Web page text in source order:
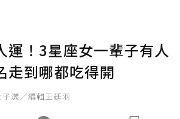
運！3星座女一輩子有人
走到哪都吃得開
子漾／編輯王廷羽